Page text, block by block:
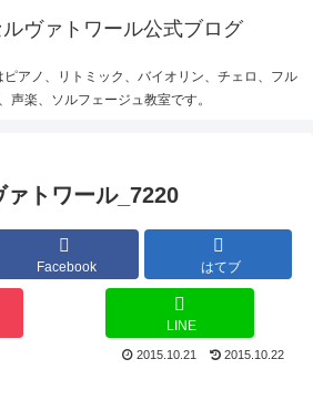
アノ、リトミック、バイオリン、チェロ、フル
声楽、ソルフェージュ教室です。
トワール_7220
Facebook はてブ
LINE
2015.10.21 2015.10.22